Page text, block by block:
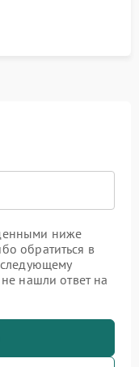
от перегрева.
ниже
обратиться в
нашли ответ на